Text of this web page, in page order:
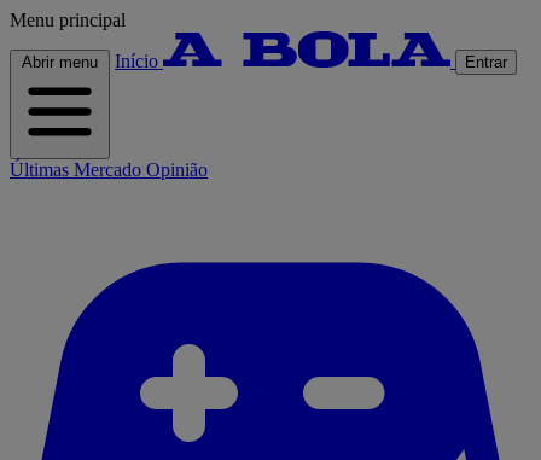
Menu principal
Abrir menu Início Entrar
Últimas Mercado Opinião